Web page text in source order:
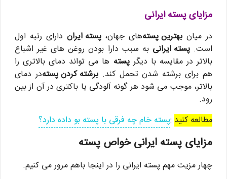
مزایای پسته ایرانی
در میان بهترین پستههای جهان،پسته ایران دارای رتبه اول
است.پسته ایرانی به سبب دارا بودن روغن های غیر اشباع
بالاتر در مقایسه با دیگرپسته ها می تواند دمای بالاتری را
هم برای برشته شدن تحمل کند.برشته کردن پستهدر دمای
بالاتر، موجب می شود هر گونه آلودگی یا باکتری در آن از بین
رود.
مطالعه کنید :پسته خام چه فرقی با پسته بو داده دارد؟
مزایای پسته ایرانی خواص پسته
چهار مزیت مهم پسته ایرانی را در اینجا باهم مرور می کنیم.